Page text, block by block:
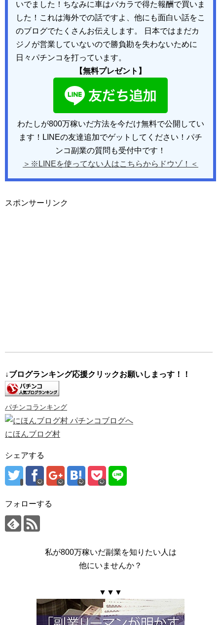
いでました！ちなみに車はバカラで得た報酬で買いま
した！これは海外での話ですよ、他にも面白い話をこ
のブログでたくさんお伝えします。 日本ではまだカ
ジノが営業していないので勝負勘を失わないために
日々パチンコを打っています。
【無料プレゼント】
わたしが800万稼いだ方法を今だけ無料で公開してい
ます！LINEの友達追加でゲットしてください！パチ
ンコ副業の質問も受付中です！
＞※LINEを使ってない人はこちらからドウゾ！＜
スポンサーリンク
↓ブログランキング応援クリックお願いしまっす！！
パチンコランキング
にほんブログ村
シェアする
フォローする
私が800万稼いだ副業を知りたい人は
他にいませんか？
▼▼▼